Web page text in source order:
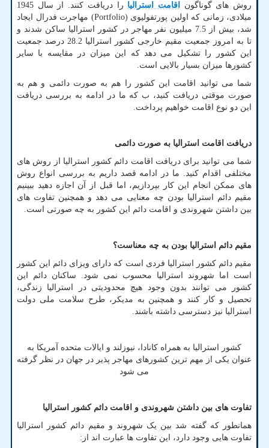
روش های گوناگون
اقامت استرالیا
را دریافت کنند. از سال 1945
میلادی، زمانی که اولین پورتفولیوی (Portfolio) مهاجرت فدرال ایجاد
شد، بیش از 7.5 میلیون نفر مهاجر در کشور استرالیا ساکن شدند و
تا به امروز جمعیت مقیم خارجی کشور استرالیا 28.2 درصد جمعیت
این کشور را تشکیل می دهد که این میزان در مقایسه با سایر
کشورها میزان بسیار بالایی است.
شما می توانید اقامت این کشور را هم به صورت دائمی و هم به
صورت موقتی دریافت کنید، ب که ما در ادامه به بررسی دریافت
این دو نوع اقامت خواهیم پرداخت.
دریافت اقامت استرالیا به صورت دائمی
شما می توانید برای دریافت اقامت دائم کشور استرالیا از روش های
مختلفی اقدام کنید. ما در ادامه قصد داریم به بررسی انواع روش
های ممکن انجام این کار بپردازیم، اما قبل از آن اجازه دهید ببینیم
مقیم دائم استرالیا بودن چه معنایی می دهد و همچنین تفاوت های
بین داشتن شهروندی و اقامت دائم این کشور به چه صورتی است.
مقیم دائم استرالیا بودن به چه معناست؟
مقیم دائم کشور استرالیا فردی است که دارای ویزای دائم این کشور
است اما شهروند استرالیا محسوب نمی شود. ساکنان دائم این
کشور می توانند بدون وجود هیچ محدودیتی در استرالیا زندگی،
تحصیل و کار کنند و همچنین به مدیکر، طرح سلامت ملی دولت
استرالیا نیز دسترسی داشته باشند.
کشور استرالیا به همراه کانادا، نیوزلند و ایالات متحده آمریکا به
عنوان یکی از مهم ترین کشورهای مهاجر پذیر در جهان در نظر گرفته
می شود
تفاوت های بین داشتن شهروندی و اقامت دائم کشور استرالیا
همانطور که گفته شد بین یک شهروند و مقیم دائم کشور استرالیا
تفاوت هایی وجود دارد، این تفاوت ها عبارت اند از: